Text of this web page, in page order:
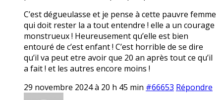
C’est dégueulasse et je pense à cette pauvre femme
qui doit rester la a tout entendre ! elle a un courage
monstrueux ! Heureusement qu’elle est bien
entouré de c’est enfant ! C’est horrible de se dire
qu’il va peut etre avoir que 20 an après tout ce qu’il
a fait ! et les autres encore moins !
29 novembre 2024 à 20 h 45 min #66653 Répondre